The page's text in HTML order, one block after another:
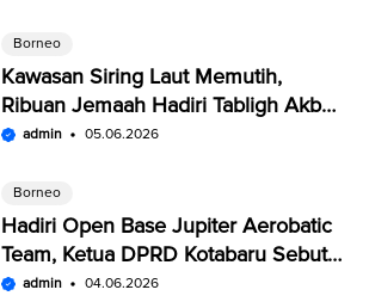
Borneo
Kawasan Siring Laut Memutih,
Ribuan Jemaah Hadiri Tabligh Akbar
HUT Kabupaten Kotabaru
admin 05.06.2026
Borneo
Hadiri Open Base Jupiter Aerobatic
Team, Ketua DPRD Kotabaru Sebut
Penampilan JAT Luar Biasa
admin 04.06.2026